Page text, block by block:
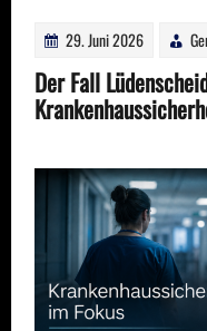
29. Juni 2026
Der Fall